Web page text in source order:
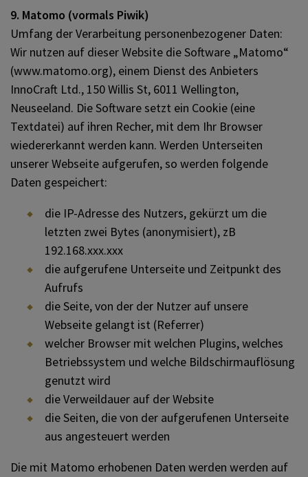
9. Matomo (vormals Piwik)
Umfang der Verarbeitung personenbezogener Daten:
Wir nutzen auf dieser Website die Software „Matomo“
(www.matomo.org), einem Dienst des Anbieters
InnoCraft Ltd., 150 Willis St, 6011 Wellington,
Neuseeland. Die Software setzt ein Cookie (eine
Textdatei) auf ihren Recher, mit dem Ihr Browser
wiedererkannt werden kann. Werden Unterseiten
unserer Webseite aufgerufen, so werden folgende
Daten gespeichert:
die IP-Adresse des Nutzers, gekürzt um die
letzten zwei Bytes (anonymisiert), zB
192.168.xxx.xxx
die aufgerufene Unterseite und Zeitpunkt des
Aufrufs
die Seite, von der der Nutzer auf unsere
Webseite gelangt ist (Referrer)
welcher Browser mit welchen Plugins, welches
Betriebssystem und welche Bildschirmauflösung
genutzt wird
die Verweildauer auf der Website
die Seiten, die von der aufgerufenen Unterseite
aus angesteuert werden
Die mit Matomo erhobenen Daten werden werden auf